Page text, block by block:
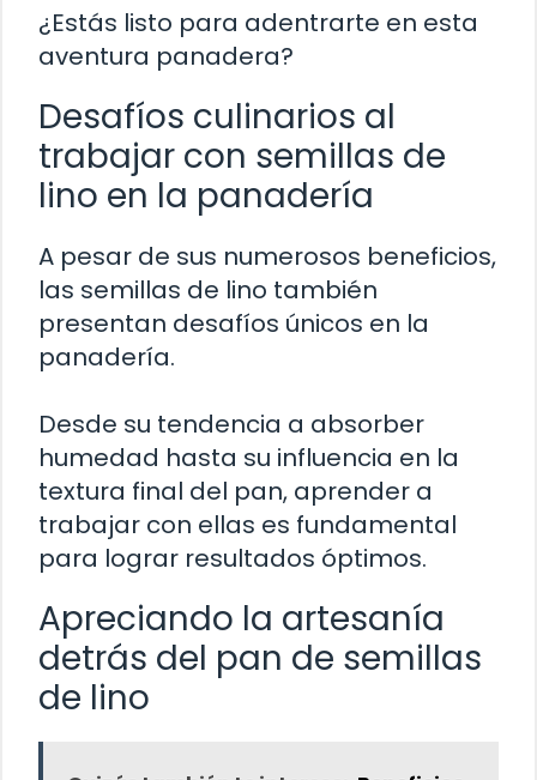
¿Estás listo para adentrarte en esta
aventura panadera?
Desafíos culinarios al
trabajar con semillas de
lino en la panadería
A pesar de sus numerosos beneficios,
las semillas de lino también
presentan desafíos únicos en la
panadería.
Desde su tendencia a absorber
humedad hasta su influencia en la
textura final del pan, aprender a
trabajar con ellas es fundamental
para lograr resultados óptimos.
Apreciando la artesanía
detrás del pan de semillas
de lino